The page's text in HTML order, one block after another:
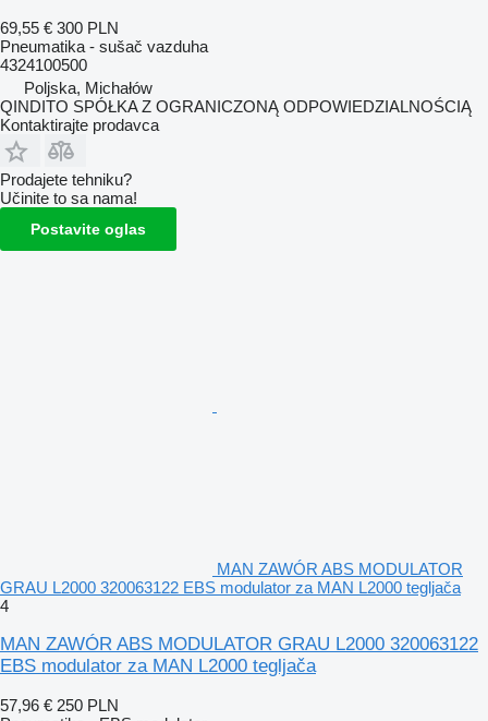
69,55 € 300 PLN
Pneumatika - sušač vazduha
4324100500
Poljska, Michałów
QINDITO SPÓŁKA Z OGRANICZONĄ ODPOWIEDZIALNOŚCIĄ
Kontaktirajte prodavca
Prodajete tehniku?
Učinite to sa nama!
Postavite oglas
MAN ZAWÓR ABS MODULATOR
GRAU L2000 320063122 EBS modulator za MAN L2000 tegljača
4
MAN ZAWÓR ABS MODULATOR GRAU L2000 320063122
EBS modulator za MAN L2000 tegljača
57,96 € 250 PLN